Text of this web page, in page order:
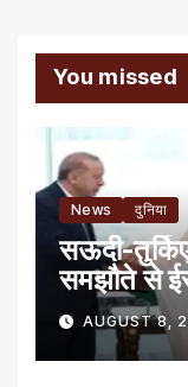
You missed
News दुनिया
सऊदी-
समझौते से
AUGUST 8,